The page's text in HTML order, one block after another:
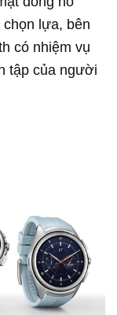
lựa, bên
có nhiệm vụ
tập của người